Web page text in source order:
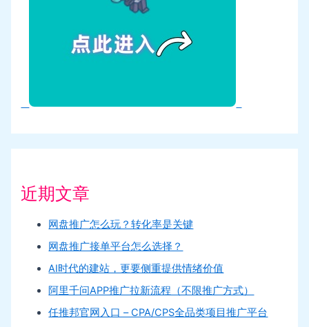
近期文章
网盘推广怎么玩？转化率是关键
网盘推广接单平台怎么选择？
AI时代的建站，更要侧重提供情绪价值
阿里千问APP推广拉新流程（不限推广方式）
任推邦官网入口 – CPA/CPS全品类项目推广平台